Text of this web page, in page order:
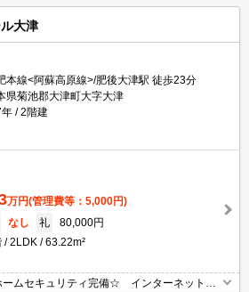
大津
本線<阿蘇高原線>/肥後大津駅 徒歩23分
県菊池郡大津町大字大津
2階建
万円(管理費等：5,000円)
なし 礼
80,000円
2LDK 63.22m²
ムセキュリティ完備☆ インターネット無